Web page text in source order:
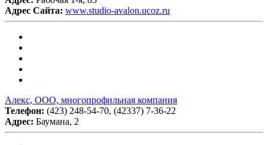
Адрес Сайта: www.studio-avalon.ucoz.ru
Алекс, ООО, многопрофильная компания
Телефон: (423) 248-54-70, (42337) 7-36-22
Адрес: Баумана, 2